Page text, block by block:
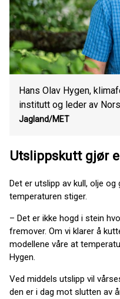
Hans Olav Hygen,
institutt og leder av
Jagland/MET
Utslippskutt gjør
Det er utslipp av kull, olje
temperaturen stiger.
– Det er ikke hogd i stein
fremover. Om vi klarer å
modellene våre at
Hygen.
Ved middels utslipp vil
den er i dag mot slutten av